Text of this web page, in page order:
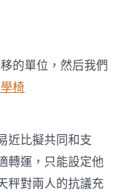
的單位，然后我們
椅
近比擬共同和支
轉運，只能設定他
秤對兩人的抗議充